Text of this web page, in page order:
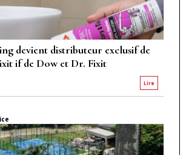
devient distributeur exclusif de
if de Dow et Dr. Fixit
Lire